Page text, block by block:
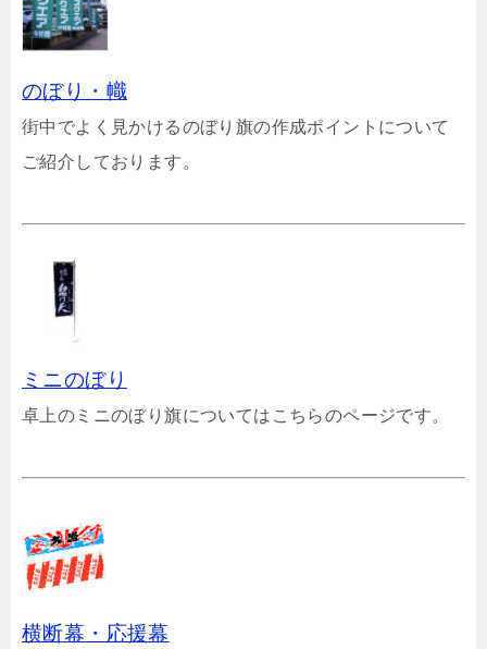
のぼり・幟
街中でよく見かけるのぼり旗の作成ポイントについて
ご紹介しております。
ミニのぼり
卓上のミニのぼり旗についてはこちらのページです。
横断幕・応援幕